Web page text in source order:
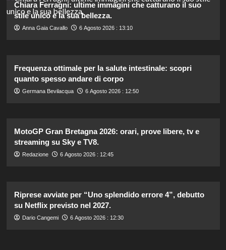
Chiara Ferragni: ultime immagini che catturano il suo
stile unico e la sua bellezza.
Anna Gaia Cavallo 6 Agosto 2026 : 13:10
Frequenza ottimale per la salute intestinale: scopri
quanto spesso andare di corpo
Germana Bevilacqua 6 Agosto 2026 : 12:50
MotoGP Gran Bretagna 2026: orari, prove libere, tv e
streaming su Sky e TV8.
Redazione 6 Agosto 2026 : 12:45
Riprese avviate per “Uno splendido errore 4”, debutto
su Netflix previsto nel 2027.
Dario Cangemi 6 Agosto 2026 : 12:30